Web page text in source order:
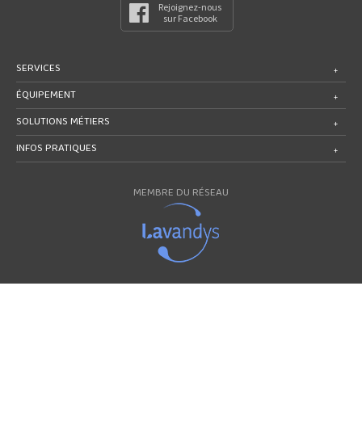
Rejoignez-nous
sur Facebook
SERVICES
ÉQUIPEMENT
SOLUTIONS MÉTIERS
INFOS PRATIQUES
MEMBRE DU RÉSEAU